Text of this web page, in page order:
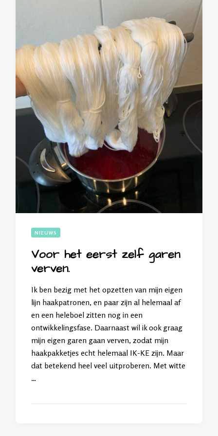
NIEUWS
Voor het eerst zelf garen
verven.
Ik ben bezig met het opzetten van mijn eigen
lijn haakpatronen, en paar zijn al helemaal af
en een heleboel zitten nog in een
ontwikkelingsfase. Daarnaast wil ik ook graag
mijn eigen garen gaan verven, zodat mijn
haakpakketjes echt helemaal IK-KE zijn. Maar
dat betekend heel veel uitproberen. Met witte
…